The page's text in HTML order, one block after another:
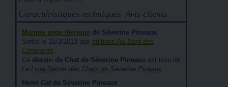
Caractéristiques techniques Avis clients
Marque page féerique de Séverine Pineaux.
Sortie le 15/3/2013 aux éditions Au Bord des
Continents.
Ce dessin de Chat de Séverine Pineaux est issu de
Le Livre Secret des Chats de Séverine Pineaux
Henri Catde Séverine Pineaux